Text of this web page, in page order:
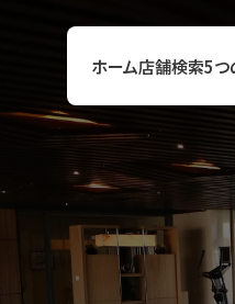
ホーム店舗検索5つ